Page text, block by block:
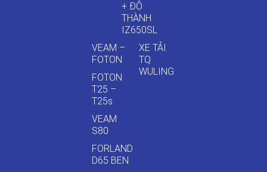
+ ĐÔ
THÀNH
IZ650SL
VEAM –
FOTON
FOTON
T25 –
T25s
VEAM
S80
FORLAND
D65 BEN
XE TẢI
TQ
WULING